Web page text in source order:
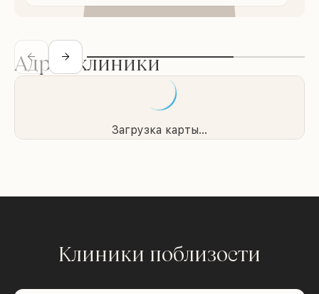
Адрес клиники
Загрузка карты...
Клиники поблизости